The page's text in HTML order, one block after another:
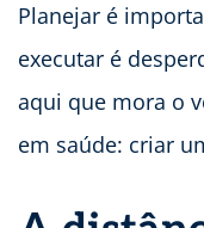
Planejar é
executar é
aqui que mora o
em saúde: criar